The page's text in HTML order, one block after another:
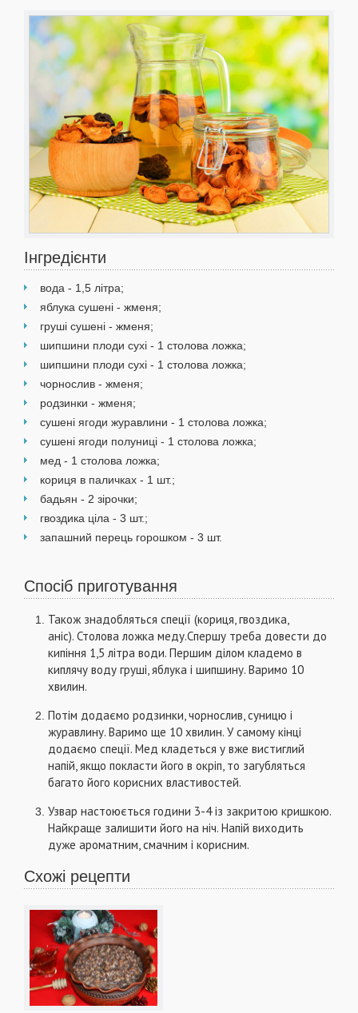
Інгредієнти
вода - 1,5 літра;
яблука сушені - жменя;
груші сушені - жменя;
шипшини плоди сухі - 1 столова ложка;
шипшини плоди сухі - 1 столова ложка;
чорнослив - жменя;
родзинки - жменя;
сушені ягоди журавлини - 1 столова ложка;
сушені ягоди полуниці - 1 столова ложка;
мед - 1 столова ложка;
кориця в паличках - 1 шт.;
бадьян - 2 зірочки;
гвоздика ціла - 3 шт.;
запашний перець горошком - 3 шт.
Спосіб приготування
Також знадобляться спеції (кориця, гвоздика,
аніс). Столова ложка меду.Спершу треба довести до
кипіння 1,5 літра води. Першим ділом кладемо в
киплячу воду груші, яблука і шипшину. Варимо 10
хвилин.
Потім додаємо родзинки, чорнослив, суницю і
журавлину. Варимо ще 10 хвилин. У самому кінці
додаємо спеції. Мед кладеться у вже вистиглий
напій, якщо покласти його в окріп, то загубляться
багато його корисних властивостей.
Узвар настоюється години 3-4 із закритою кришкою.
Найкраще залишити його на ніч. Напій виходить
дуже ароматним, смачним і корисним.
Схожі рецепти